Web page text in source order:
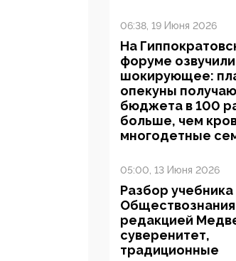
06:38, 19 Июня 2026
На
форуме озвучили
шокирующее:
опекуны
бюджета в 100
больше, чем
многодетные
05:00, 13 Июня 2026
Разбор учебника
редакцией
суверенитет,
традиционные